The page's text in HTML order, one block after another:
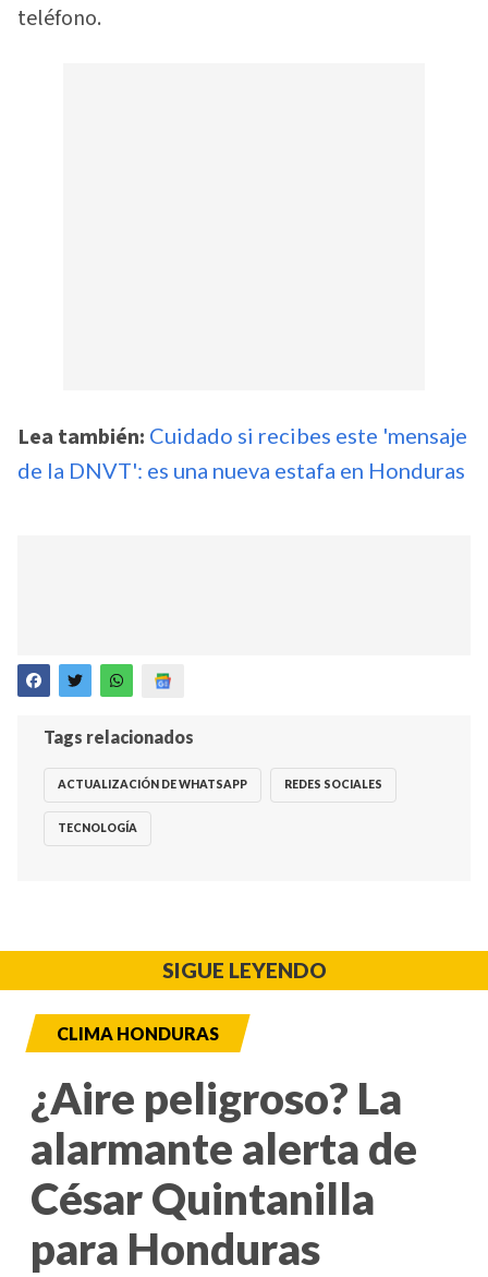
teléfono.
Lea también: Cuidado si recibes este 'mensaje
de la DNVT': es una nueva estafa en Honduras
Tags relacionados
ACTUALIZACIÓN DE WHATSAPP REDES SOCIALES
TECNOLOGÍA
SIGUE LEYENDO
CLIMA HONDURAS
¿Aire peligroso? La
alarmante alerta de
César Quintanilla
para Honduras